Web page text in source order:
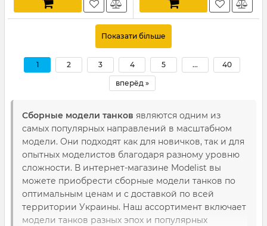
Показати більше
1 2 3 4 5 ... 40
вперёд »
Сборные модели танков являются одним из
самых популярных направлений в масштабном
модели. Они подходят как для новичков, так и для
опытных моделистов благодаря разному уровню
сложности. В интернет-магазине Modelist вы
можете приобрести сборные модели танков по
оптимальным ценам и с доставкой по всей
территории Украины. Наш ассортимент включает
модели танков разных эпох и популярных